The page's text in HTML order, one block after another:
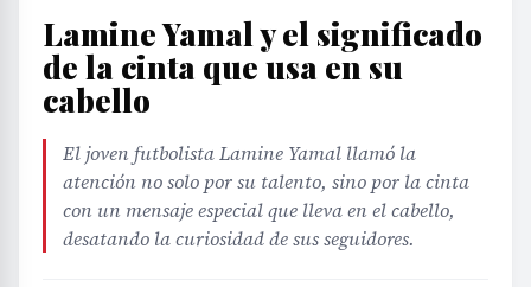
Lamine Yamal y el significado
de la cinta que usa en su
cabello
El joven futbolista Lamine Yamal llamó la
atención no solo por su talento, sino por la cinta
con un mensaje especial que lleva en el cabello,
desatando la curiosidad de sus seguidores.